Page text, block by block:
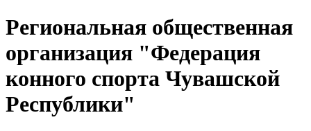
Региональная общественная
организация "Федерация
конного спорта Чувашской
Республики"